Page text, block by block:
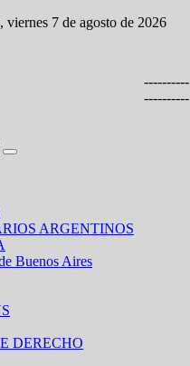
7 de agosto de 2026
----------
----------
ARGENTINOS
Buenos Aires
DERECHO